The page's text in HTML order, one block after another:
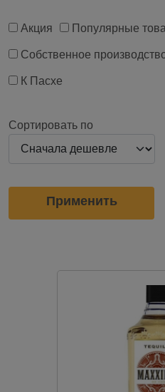
Акция Популярные
Собственное
К Пасхе
Сортировать по